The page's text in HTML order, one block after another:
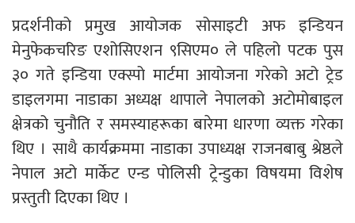
प्रदर्शनीको प्रमुख आयोजक सोसाइटी अफ इन्डियन
मेनुफेकचरिङ एशोसिएशन ९सिएम० ले पहिलो पटक पुस
३० गते इन्डिया एक्स्पो मार्टमा आयोजना गरेको अटो ट्रेड
डाइलगमा नाडाका अध्यक्ष थापाले नेपालको अटोमोबाइल
क्षेत्रको चुनौति र समस्याहरूका बारेमा धारणा व्यक्त गरेका
थिए । साथै कार्यक्रममा नाडाका उपाध्यक्ष राजनबाबु श्रेष्ठले
नेपाल अटो मार्केट एन्ड पोलिसी ट्रेन्डुका विषयमा विशेष
प्रस्तुती दिएका थिए ।